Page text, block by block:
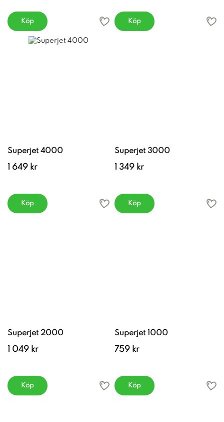
Köp Köp
Superjet 4000
1 649 kr
Köp
Superjet 3000
1 349 kr
Köp
Superjet 2000
1 049 kr
Köp
Superjet 1000
759 kr
Köp